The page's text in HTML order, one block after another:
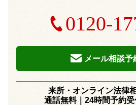
0120-
メール相談予
来所・オンライン法律
通話無料｜24時間予約